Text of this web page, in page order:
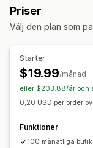
Anpassning
Anpassade belopp
Utgångsdatum
Leveransalternativ
Bulkutskick
Schemalagd
Hänvisningar
Belöningar som du
Presentkort
Belöningar i kassan
Evenemang
Priser
Välj den plan som
Starter
$19.99/månad
eller $203.88/år och
0,20 USD per order
Funktioner
100 månatliga